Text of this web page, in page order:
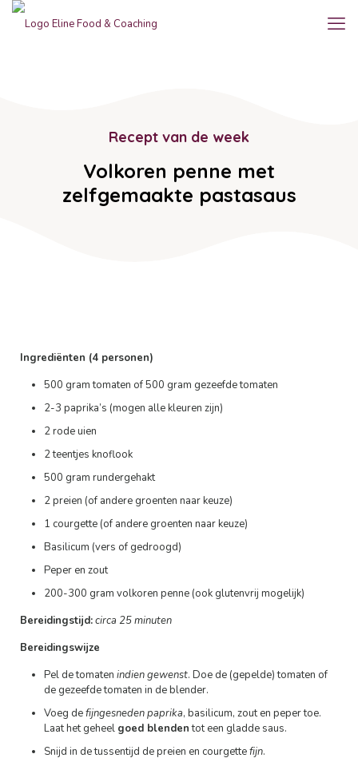
Recept van de week
Volkoren penne met
zelfgemaakte pastasaus
Ingrediënten (4 personen)
500 gram tomaten of 500 gram gezeefde tomaten
2-3 paprika’s (mogen alle kleuren zijn)
2 rode uien
2 teentjes knoflook
500 gram rundergehakt
2 preien (of andere groenten naar keuze)
1 courgette (of andere groenten naar keuze)
Basilicum (vers of gedroogd)
Peper en zout
200-300 gram volkoren penne (ook glutenvrij mogelijk)
Bereidingstijd:circa 25 minuten
Bereidingswijze
Pel de tomaten indien gewenst. Doe de (gepelde) tomaten of
de gezeefde tomaten in de blender.
Voeg defijngesneden paprika, basilicum, zout en peper toe.
Laat het geheel goed blendentot een gladde saus.
Snijd in de tussentijd de preien en courgettefijn.